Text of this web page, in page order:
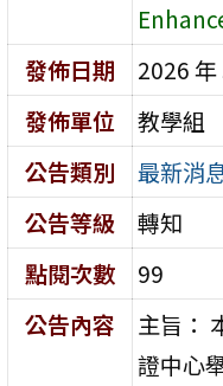
發佈日期
2026 年
發佈單位
教學組
公告類別
最新消
公告等級
轉知
點閱次數
99
公告內容
主旨：
證中心